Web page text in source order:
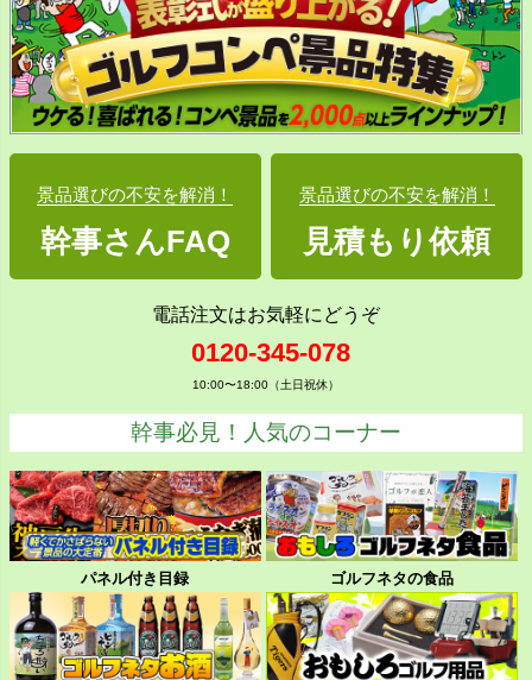
景品選びの不安を解消！
幹事さんFAQ
景品選びの不安を解消！
見積もり依頼
電話注文はお気軽にどうぞ
0120-345-078
10:00〜18:00（土日祝休）
幹事必見！人気のコーナー
パネル付き目録 ゴルフネタの食品